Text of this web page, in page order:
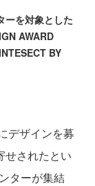
ーを対象とした
AWARD
BY
デザインを募
せされたとい
ターが集結